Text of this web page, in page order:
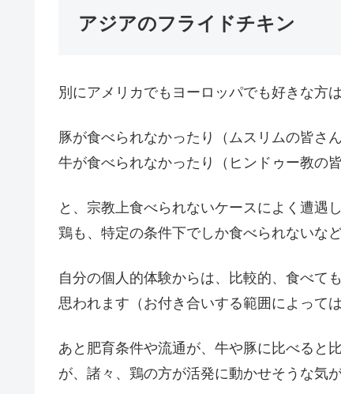
アジアのフライドチキン
別にアメリカでもヨーロッパでも好きな方
豚が食べられなかったり（ムスリムの皆さん
牛が食べられなかったり（ヒンドゥー教の皆
と、宗教上食べられないケースによく遭遇し
鶏も、特定の条件下でしか食べられないな
自分の個人的体験からは、比較的、食べて
思われます（お付き合いする範囲によって
あと肥育条件や流通が、牛や豚に比べると
が、諸々、鶏の方が活発に動かせそうな気が